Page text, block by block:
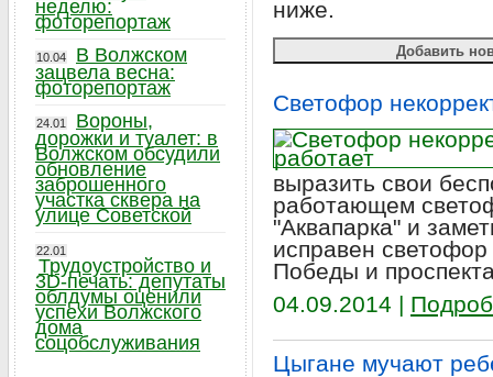
ниже.
Светофор
выразить свои
работающем
"Аквапарка" и
исправен
Победы и
04.09.2014 |
Цыгане мучают
неделю:
фоторепортаж
10.04
В Волжском
зацвела весна:
фоторепортаж
24.01
Вороны,
дорожки и туалет: в
Волжском обсудили
обновление
заброшенного
участка сквера на
улице Советской
22.01
Трудоустройство и
3D-печать: депутаты
облдумы оценили
успехи Волжского
дома
соцобслуживания